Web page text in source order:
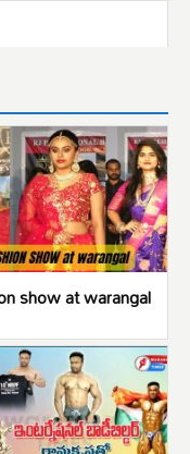
show at warangal